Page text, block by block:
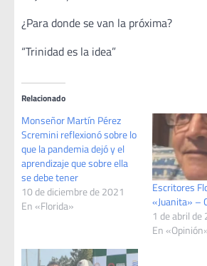
¿Para donde se van la próxima?
“Trinidad es la idea”
Relacionado
Monseñor Martín Pérez
Scremini reflexionó sobre lo
que la pandemia dejó y el
aprendizaje que sobre ella
se debe tener
10 de diciembre de 2021
En «Florida»
Escritores
«Juanita» –
1 de abril de
En